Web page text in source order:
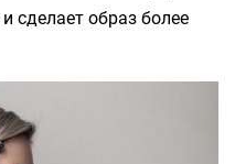
сделает образ более